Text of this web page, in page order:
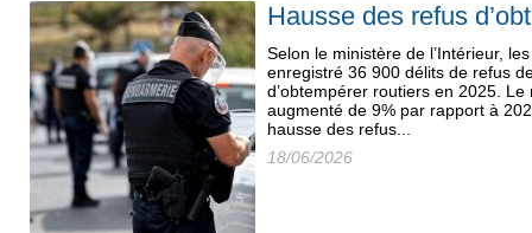
Hausse des refus
Selon le ministère de l’Intérieur,
enregistré 36 900 délits de refus
d’obtempérer routiers en 2025.
augmenté de 9% par rapport à
hausse des refus...
18/06/2026